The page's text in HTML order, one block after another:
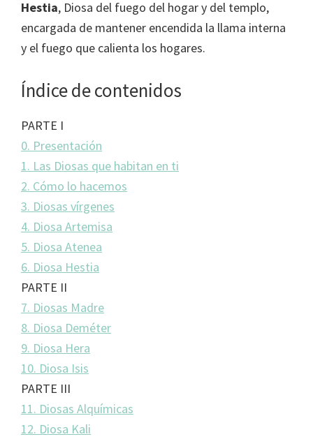
Hestia, Diosa del fuego del hogar y del templo,
encargada de mantener encendida la llama interna
y el fuego que calienta los hogares.
Índice de contenidos
PARTE I
0. Presentación
1. Las Diosas que habitan en ti
2. Cómo lo hacemos
3. Diosas vírgenes
4. Diosa Artemisa
5. Diosa Atenea
6. Diosa Hestia
PARTE II
7. Diosas Madre
8. Diosa Deméter
9. Diosa Hera
10. Diosa Isis
PARTE III
11. Diosas Alquímicas
12. Diosa Kali